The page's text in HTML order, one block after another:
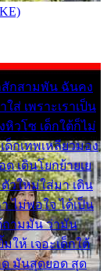
สักสามพัน ฉันคง
ส่ เพราะเราเป็น
หิวโซ เด็กใต้ก็ไม่
กเทพเหลียวมอง
เดินโยกย้ายเย
วใหม่ใส่มา เดิน
ไม่พอใจ ได้เป็น
ถามมัน ว่ามัน
ให้ เจอะเด็กใต้
ด มันสุดยอด สุด